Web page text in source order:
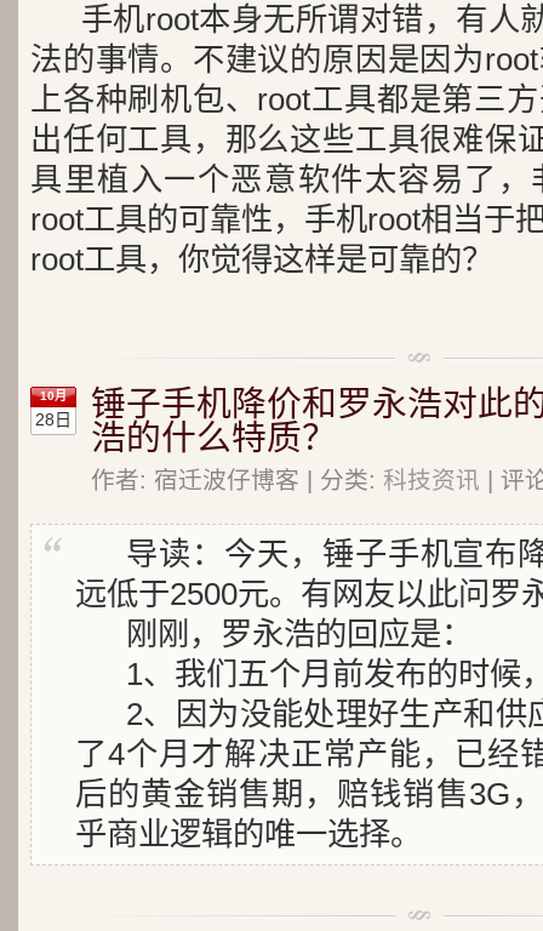
手机root本身无所谓对错，有人
法的事情。不建议的原因是因为
上各种刷机包、root工具都是第三
出任何工具，那么这些工具很难保
具里植入一个恶意软件太容易了
root工具的可靠性，手机root相当于
root工具，你觉得这样是可靠的？
10月
28日
锤子手机降价和罗永浩对此
浩的什么特质？
作者: 宿迁波仔博客 | 分类: 科技资讯 | 评
导读：今天，锤子手机宣布
远低于2500元。有网友以此问罗
刚刚，罗永浩的回应是：
1、我们五个月前发布的时候
2、因为没能处理好生产和供
了4个月才解决正常产能，已经
后的黄金销售期，赔钱销售3G
乎商业逻辑的唯一选择。